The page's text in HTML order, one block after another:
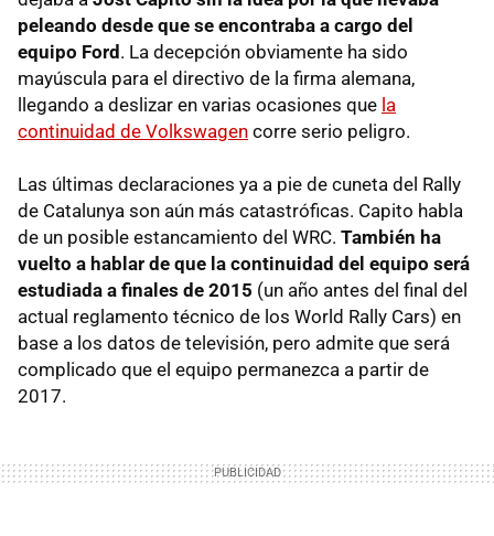
peleando desde que se encontraba a cargo del
equipo Ford . La decepción obviamente ha sido
mayúscula para el directivo de la firma alemana,
llegando a deslizar en varias ocasiones que la
continuidad de Volkswagen corre serio peligro.
Las últimas declaraciones ya a pie de cuneta del Rally
de Catalunya son aún más catastróficas. Capito habla
de un posible estancamiento del WRC. También ha
vuelto a hablar de que la continuidad del equipo será
estudiada a finales de 2015 (un año antes del final del
actual reglamento técnico de los World Rally Cars) en
base a los datos de televisión, pero admite que será
complicado que el equipo permanezca a partir de
2017.